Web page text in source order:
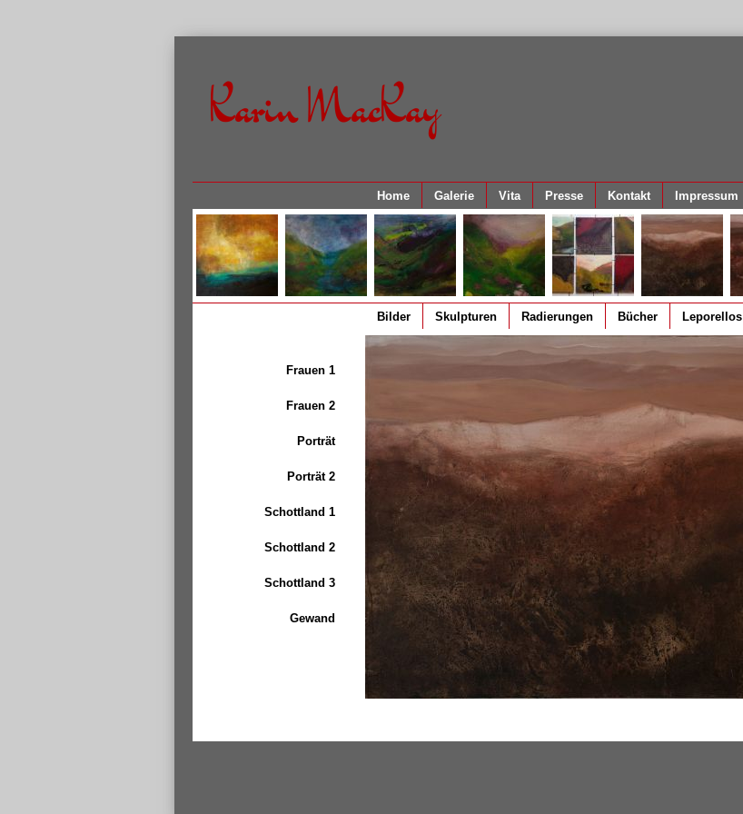
Karin MacKay
Home Galerie Vita Presse Kontakt Impressum
Bilder Skulpturen Radierungen Bücher Leporellos
Frauen 1
Frauen 2
Porträt
Porträt 2
Schottland 1
Schottland 2
Schottland 3
Gewand